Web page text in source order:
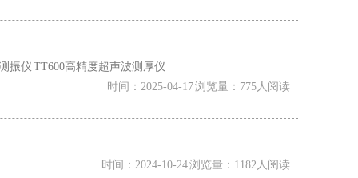
振仪 TT600高精度超声波测厚仪
时间：2025-04-17 浏览量：775人阅读
时间：2024-10-24 浏览量：1182人阅读